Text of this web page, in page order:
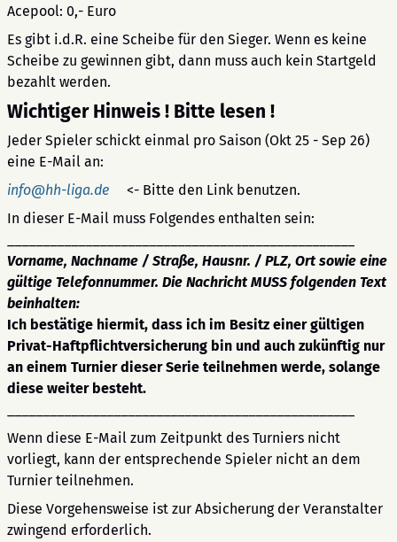
Acepool: 0,- Euro
Es gibt i.d.R. eine Scheibe für den Sieger. Wenn es keine
Scheibe zu gewinnen gibt, dann muss auch kein Startgeld
bezahlt werden.
Wichtiger Hinweis ! Bitte lesen !
Jeder Spieler schickt einmal pro Saison (Okt 25 - Sep 26)
eine E-Mail an:
info@hh-liga.de <- Bitte den Link benutzen.
In dieser E-Mail muss Folgendes enthalten sein:
Vorname, Nachname / Straße, Hausnr. / PLZ, Ort sowie eine
gültige Telefonnummer. Die Nachricht MUSS folgenden Text
beinhalten:
Ich bestätige hiermit, dass ich im Besitz einer gültigen
Privat-Haftpflichtversicherung bin und auch zukünftig nur
an einem Turnier dieser Serie teilnehmen werde, solange
diese weiter besteht.
Wenn diese E-Mail zum Zeitpunkt des Turniers nicht
vorliegt, kann der entsprechende Spieler nicht an dem
Turnier teilnehmen.
Diese Vorgehensweise ist zur Absicherung der Veranstalter
zwingend erforderlich.